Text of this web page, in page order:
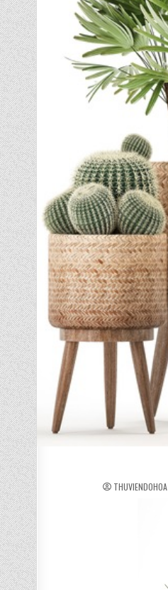
THUVIENDOHOA